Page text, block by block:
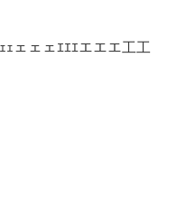
ｪェェェｴｴｴエエエ工工